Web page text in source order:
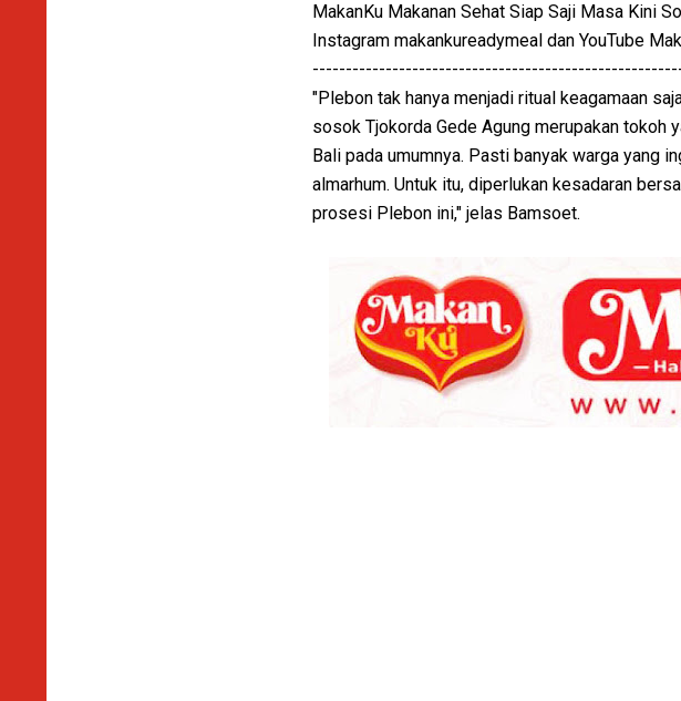
MakanKu Makanan Sehat Siap Saji Masa Kini
Instagram makankureadymeal dan YouTube
"Plebon tak hanya menjadi ritual keagamaan
sosok Tjokorda Gede Agung merupakan tokoh
Bali pada umumnya. Pasti banyak warga yang
almarhum. Untuk itu, diperlukan kesadaran
prosesi Plebon ini," jelas Bamsoet.